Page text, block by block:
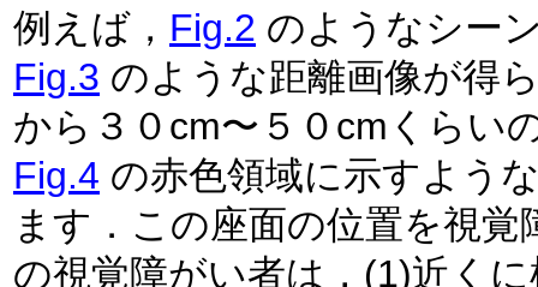
例えば， Fig.2
Fig.3 のような距離画像が得られます． この
Fig.4 の赤色領域に示すような椅子の座 面を認
ます．この座面の位置を視覚障碍者
の視覚障がい者は，(1)近くに